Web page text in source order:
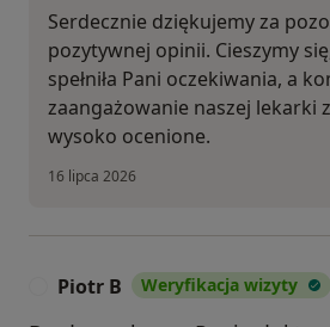
Serdecznie dziękujemy za
pozytywnej opinii. Cieszymy
spełniła Pani oczekiwania, a
zaangażowanie naszej lekarki
wysoko ocenione.
16 lipca 2026
Piotr B Weryfikacja wizyty